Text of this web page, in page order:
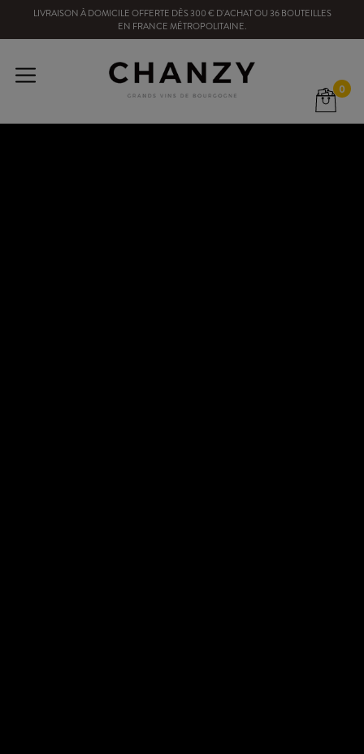
LIVRAISON À DOMICILE OFFERTE DÈS300€ D'ACHAT OU 36BOUTEILLES
EN FRANCE MÉTROPOLITAINE.
0